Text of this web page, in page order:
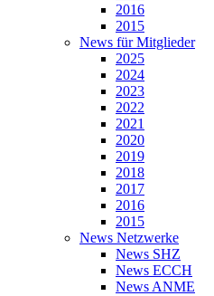
2016
2015
News für Mitglieder
2025
2024
2023
2022
2021
2020
2019
2018
2017
2016
2015
News Netzwerke
News SHZ
News ECCH
News ANME